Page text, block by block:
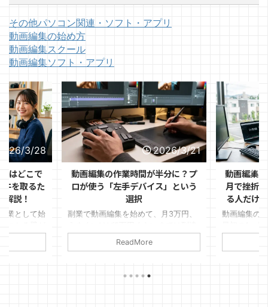
その他パソコン関連・ソフト・アプリ
動画編集の始め方
動画編集スクール
動画編集ソフト・アプリ
3/28
はどこで
を取るた
解説！
業として始
つけるか」
2026/3/21
動画編集の作業時間が半分に？プ
ロが使う「左手デバイス」という
選択
副業で動画編集を始めて、月3万円、
できた。 けれど、そこから先がなか
なか伸びない。
ReadMore
動画編集
月で挫折
る人だけ
動画編集の
ます。 「思